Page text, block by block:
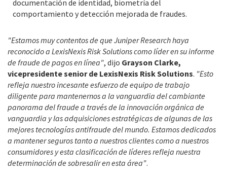
documentación de identidad, biometría del
comportamiento y detección mejorada de fraudes.
"Estamos muy contentos de que Juniper Research haya
reconocido a LexisNexis Risk Solutions como líder en su informe
de fraude de pagos en línea", dijo Grayson Clarke,
vicepresidente senior de LexisNexis Risk Solutions. "Esto
refleja nuestro incesante esfuerzo de equipo de trabajo
diligente para mantenernos a la vanguardia del cambiante
panorama del fraude a través de la innovación orgánica de
vanguardia y las adquisiciones estratégicas de algunas de las
mejores tecnologías antifraude del mundo. Estamos dedicados
a mantener seguros tanto a nuestros clientes como a nuestros
consumidores y esta clasificación de líderes refleja nuestra
determinación de sobresalir en esta área".